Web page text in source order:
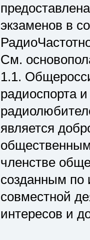
экзаменов в
См.
1.1.
радиоспорта
является
членстве
созданным по
совместной
интересов и